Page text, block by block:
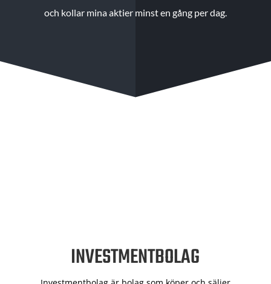
och kollar mina aktier minst en gång per dag.
INVESTMENTBOLAG